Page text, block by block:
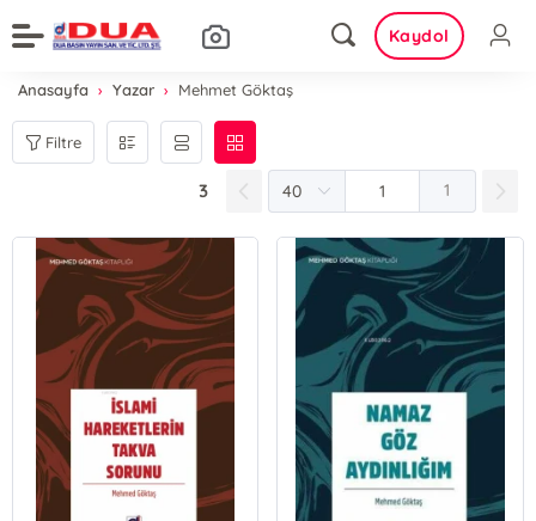
Kaydol
Anasayfa Yazar Mehmet Göktaş
Filtre
3 1